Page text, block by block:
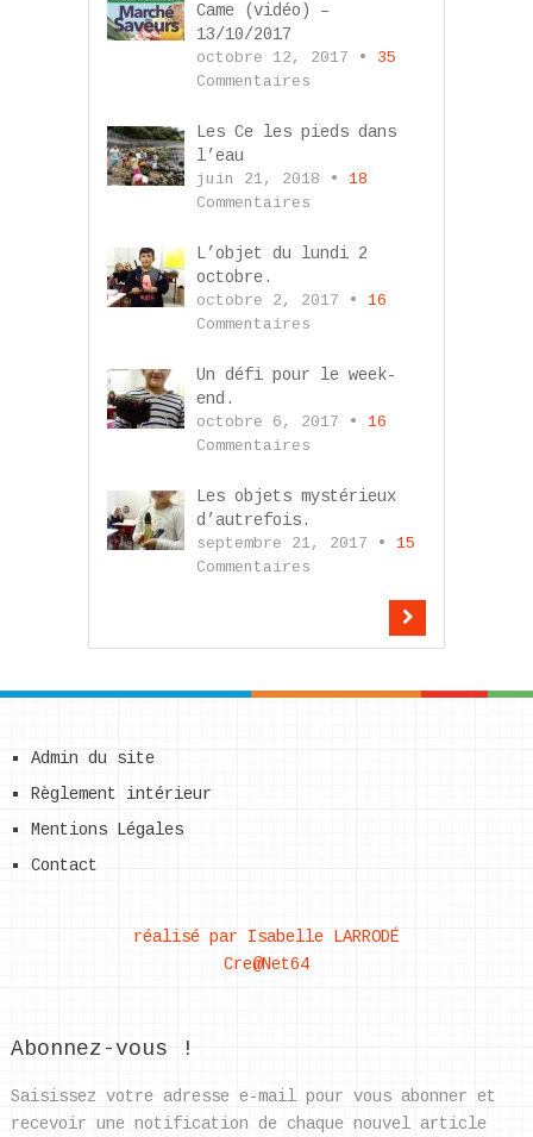
Came (vidéo) –
13/10/2017
octobre 12, 2017 • 35
Commentaires
Les Ce les pieds dans
l’eau
juin 21, 2018 • 18
Commentaires
L’objet du lundi 2
octobre.
octobre 2, 2017 • 16
Commentaires
Un défi pour le week-
end.
octobre 6, 2017 • 16
Commentaires
Les objets mystérieux
d’autrefois.
septembre 21, 2017 • 15
Commentaires
Admin du site
Règlement intérieur
Mentions Légales
Contact
réalisé par Isabelle LARRODÉ
Cre@Net64
Abonnez-vous !
Saisissez votre adresse e-mail pour vous abonner et
recevoir une notification de chaque nouvel article